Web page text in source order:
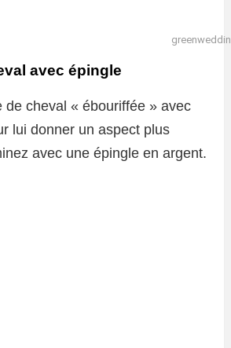
avec épingle
de cheval « ébouriffée » avec
lui donner un aspect plus
avec une épingle en argent.